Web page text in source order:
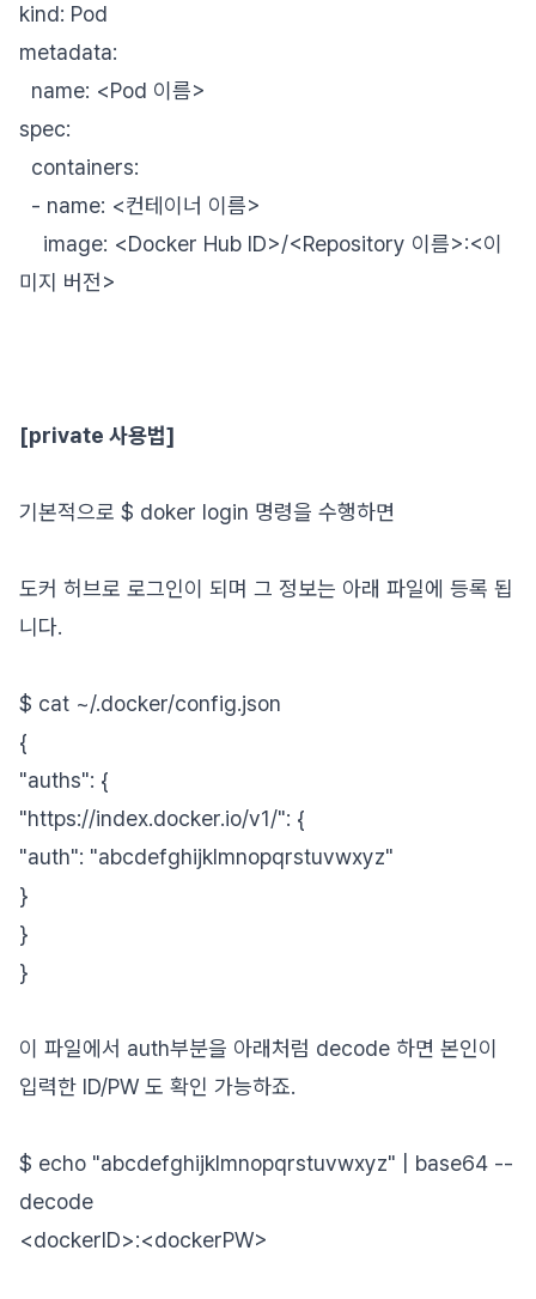
kind: Pod
metadata:
name: <Pod 이름>
spec:
containers:
- name: <컨테이너 이름>
image: <Docker Hub ID>/<Repository 이름>:<이
미지 버전>
[private 사용법]
기본적으로 $ doker login 명령을 수행하면
도커 허브로 로그인이 되며 그 정보는 아래 파일에 등록 됩
니다.
$ cat ~/.docker/config.json
{
"auths": {
"https://index.docker.io/v1/": {
"auth": "abcdefghijklmnopqrstuvwxyz"
}
}
}
이 파일에서 auth부분을 아래처럼 decode 하면 본인이
입력한 ID/PW 도 확인 가능하죠.
$ echo "abcdefghijklmnopqrstuvwxyz" | base64 --
decode
<dockerID>:<dockerPW>